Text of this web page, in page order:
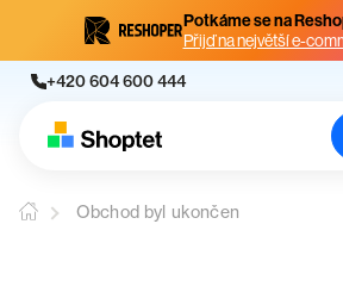
Potkáme se na
Přijď na největší e-
+420 604 600 444
Obchod byl ukončen